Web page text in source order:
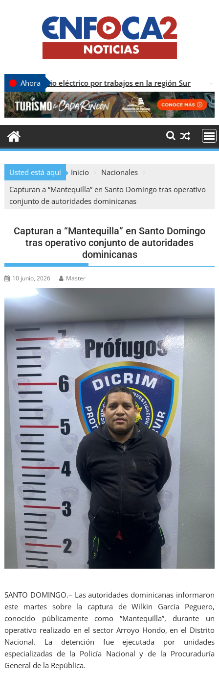
Ahora
eléctrico por trabajos en la región Sur
Usted está aquí Inicio
Nacionales
Capturan a “Mantequilla” en Santo Domingo tras operativo
conjunto de autoridades dominicanas
Capturan a “Mantequilla” en Santo Domingo
tras operativo conjunto de autoridades
dominicanas
10 junio, 2026 Master
SANTO DOMINGO.– Las autoridades dominicanas informaron
este martes sobre la captura de Wilkin García Peguero,
conocido públicamente como “Mantequilla”, durante un
operativo realizado en el sector Arroyo Hondo, en el Distrito
Nacional. La detención fue ejecutada por unidades
especializadas de la Policía Nacional y de la Procuraduría
General de la República.